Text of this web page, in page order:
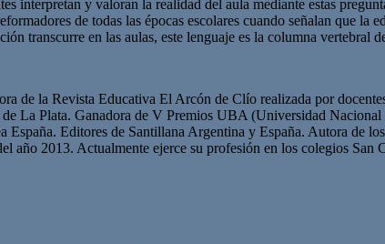
interpretan y valoran la realidad del aula mediante estas
de todas las épocas escolares cuando señalan que la
transcurre en las aulas, este lenguaje es la columna vertebral
de la Revista Educativa El Arcón de Clío realizada por
La Plata. Ganadora de V Premios UBA (Universidad
Editores de Santillana Argentina y España. Autora de
año 2013. Actualmente ejerce su profesión en los colegios San